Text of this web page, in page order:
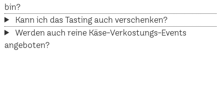
bin?
Kann ich das Tasting auch verschenken?
Werden auch reine Käse-Verkostungs-Events
angeboten?